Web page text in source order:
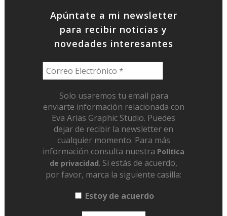
Apúntate a mi newsletter
para recibir noticias y
novedades interesantes
Solo usaremos tu email para
enviarte información relacionada con
Eva Arias Graphic Studio. Puedes
dejar de recibir la newsletter en
cualquier momento. Para más
información consulta nuestra Política
de privacidad. Si estás de acuerdo,
por favor, marca la siguiente casilla:
Estoy de acuerdo